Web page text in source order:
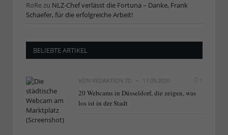
RoRezu NLZ-Chef verlässt die Fortuna – Danke, Frank
Schaefer, für die erfolgreiche Arbeit!
BELIEBTE ARTIKEL
VON REDAKTION TD 17.09.2020 1
20 Webcams in Düsseldorf, die zeigen, was
los ist in der Stadt